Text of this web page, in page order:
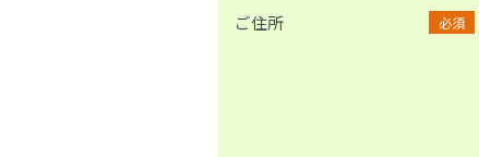
ご住所 必須